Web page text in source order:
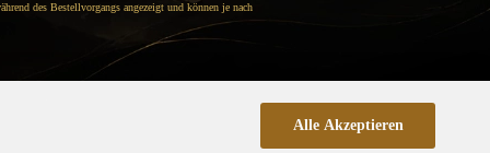
Alle Akzeptieren
des Bestellvorgangs angezeigt und können je nach